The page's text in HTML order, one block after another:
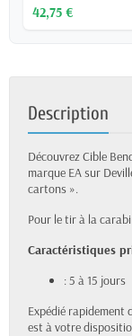
42,75 €
Description
Découvrez Cible
marque EA sur
cartons ».
Pour le tir à la
Caractéristiques
: 5 à 15 jours
Expédié rapidement
est à votre